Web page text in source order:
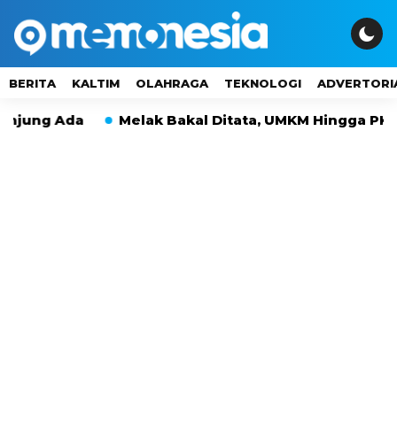
BERITA KALTIM OLAHRAGA TEKNOLOGI
Ada Melak Bakal Ditata, UMKM Hingga PKL